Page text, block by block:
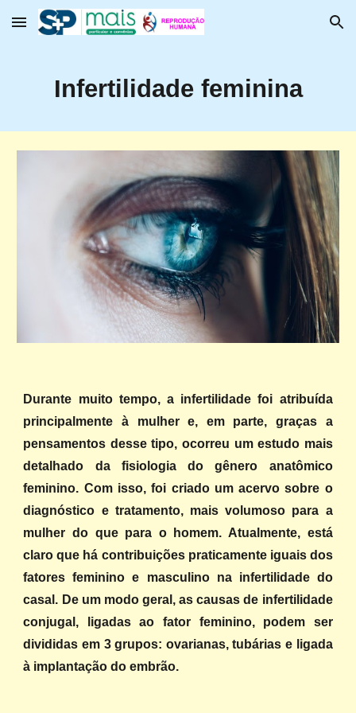
Skip to main content Skip to navigation
Infertilidade feminina
Durante muito tempo, a infertilidade foi atribuída
principalmente à mulher e, em parte, graças a
pensamentos desse tipo, ocorreu um estudo mais
detalhado da fisiologia do gênero anatômico
feminino. Com isso, foi criado um acervo sobre o
diagnóstico e tratamento, mais volumoso para a
mulher do que para o homem. Atualmente, está
claro que há contribuições praticamente iguais dos
fatores feminino e masculino na infertilidade do
casal. De um modo geral, as causas de infertilidade
conjugal, ligadas ao fator feminino, podem ser
divididas em 3 grupos: ovarianas, tubárias e ligada
à implantação do embrão.